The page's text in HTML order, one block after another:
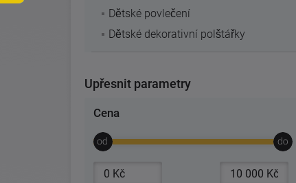
Dětské povlečení
Dětské dekorativní polštářky
Upřesnit parametry
Cena